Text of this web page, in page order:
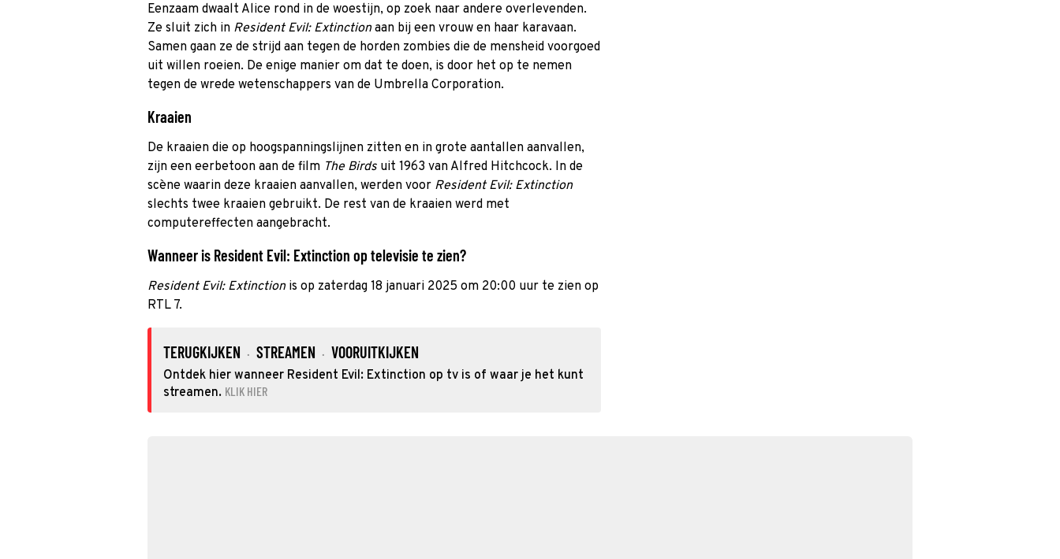
Eenzaam dwaalt Alice rond in de woestijn, op zoek naar andere overlevenden.
Ze sluit zich in Resident Evil: Extinctionaan bij een vrouw en haar karavaan.
Samen gaan ze de strijd aan tegen de horden zombies die de mensheid voorgoed
uit willen roeien. De enige manier om dat te doen, is door het op te nemen
tegen de wrede wetenschappers van de Umbrella Corporation.
Kraaien
De kraaien die op hoogspanningslijnen zitten en in grote aantallen aanvallen,
zijn een eerbetoon aan de film The Birds uit 1963 van Alfred Hitchcock. In de
scène waarin deze kraaien aanvallen, werden voor Resident Evil: Extinction
slechts twee kraaien gebruikt. De rest van de kraaien werd met
computereffecten aangebracht.
Wanneer is Resident Evil: Extinction op televisie te zien?
Resident Evil: Extinctionis op zaterdag 18 januari 2025 om 20:00 uur te zien op
RTL 7.
TERUGKIJKEN · STREAMEN · VOORUITKIJKEN
Ontdek hier wanneer Resident Evil: Extinction op tv is of waar je het kunt
streamen. KLIK HIER